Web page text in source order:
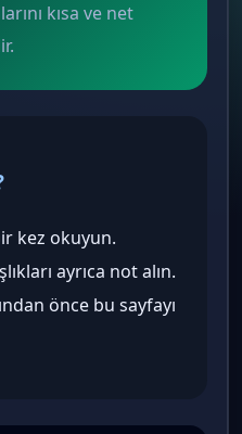
kısa ve net
kez okuyun.
ayrıca not alın.
önce bu sayfayı